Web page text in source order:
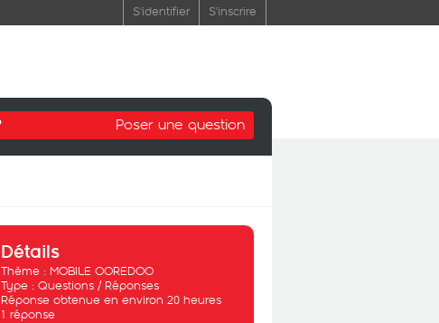
S'identifier S'inscrire
Poser une question
Détails
Thème : MOBILE OOREDOO
Type : Questions / Réponses
Réponse obtenue en environ 20 heures
1 réponse